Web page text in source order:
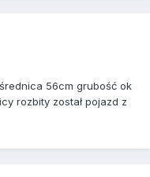
56cm grubość ok
rozbity został pojazd z